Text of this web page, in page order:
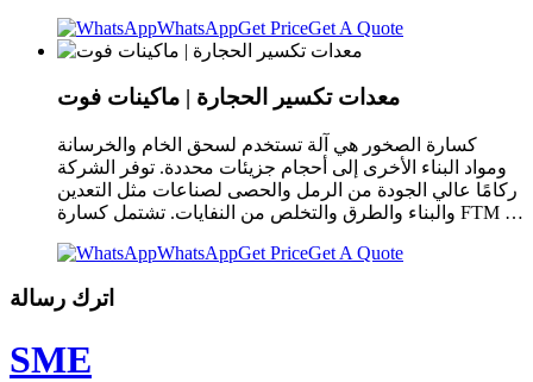
WhatsAppGet PriceGet A Quote
معدات تكسير الحجارة | ماكينات فوت
كسارة الصخور هي آلة تستخدم لسحق الخام والخرسانة
ومواد البناء الأخرى إلى أحجام جزيئات محددة. توفر الشركة
ركامًا عالي الجودة من الرمل والحصى لصناعات مثل التعدين
والبناء والطرق والتخلص من النفايات. تشتمل كسارة FTM …
WhatsAppGet PriceGet A Quote
اترك رسالة
SME